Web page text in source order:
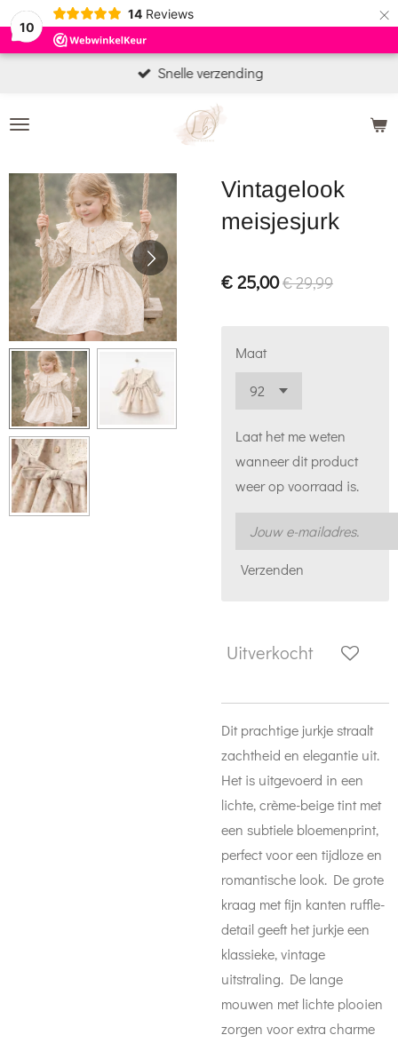
10
14 Reviews ×
Snelle verzending
Vintagelook
meisjesjurk
€ 25,00€ 29,99
Maat
Laat het me weten
wanneer dit product
weer op voorraad is.
Verzenden
Uitverkocht
Dit prachtige jurkje straalt
zachtheid en elegantie uit.
Het is uitgevoerd in een
lichte, crème-beige tint met
een subtiele bloemenprint,
perfect voor een tijdloze en
romantische look. De grote
kraag met fijn kanten ruffle-
detail geeft het jurkje een
klassieke, vintage
uitstraling. De lange
mouwen met lichte plooien
zorgen voor extra charme